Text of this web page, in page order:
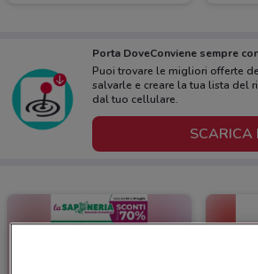
Porta DoveConviene sempre
Puoi trovare le migliori offerte
salvarle e creare la tua lista del
dal tuo cellulare.
SCARICA